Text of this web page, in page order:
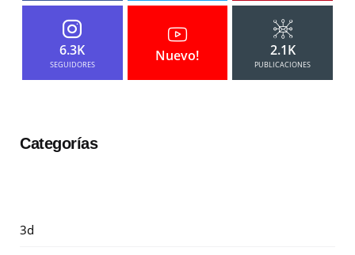
6.3K
SEGUIDORES
Nuevo! 2.1K
PUBLICACIONES
Categorías
3d